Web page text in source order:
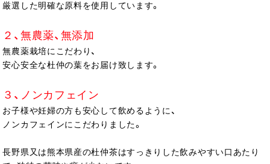
厳選した明確な原料を使用しています。
２、無農薬、無添加
無農薬栽培にこだわり、
安心安全な杜仲の葉をお届け致します。
３、ノンカフェイン
お子様や妊婦の方も安心して飲めるように、
ノンカフェインにこだわりました。
長野県又は熊本県産の杜仲茶はすっきりした飲みやすい口あたり